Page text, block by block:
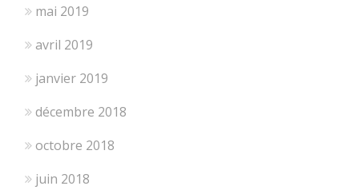
mai 2019
avril 2019
janvier 2019
décembre 2018
octobre 2018
juin 2018